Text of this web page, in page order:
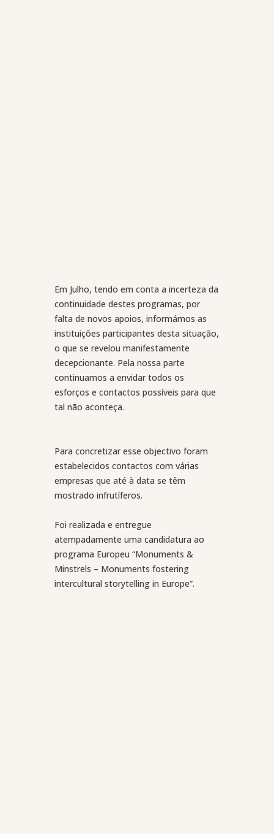
Em Julho, tendo em conta a incerteza da
continuidade destes programas, por
falta de novos apoios, informámos as
instituições participantes desta situação,
o que se revelou manifestamente
decepcionante. Pela nossa parte
continuamos a envidar todos os
esforços e contactos possíveis para que
tal não aconteça.
Para concretizar esse objectivo foram
estabelecidos contactos com várias
empresas que até à data se têm
mostrado infrutíferos.
Foi realizada e entregue
atempadamente uma candidatura ao
programa Europeu “Monuments &
Minstrels – Monuments fostering
intercultural storytelling in Europe”.